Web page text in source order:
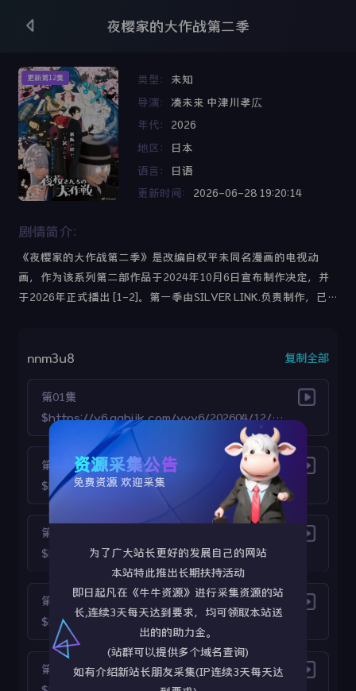
夜樱家的大作战第二季
更新第12集 类型： 未知
导演：凑未来 中津川孝広
年代： 2026
地区： 日本
语言： 日语
更新时间： 2026-06-28 19:20:14
剧情简介：
《夜樱家的大作战第二季》是改编自权平未同名漫画的电视动
画，作为该系列第二部作品于2024年10月6日宣布制作决定，并
于2026年正式播出 [1-2]。第一季由SILVER LINK.负责制作，已
传的间谍家族当家，其兄长凶一郎因过度保护欲将太阳列为清除
女婿，由此展开充满喜剧色彩的家族大作战
nnm3u8 复制全部
第01集
$https://v6.gghijk.com/yyv6/202604/12/V7UtUK2t3W19/video/index.m3u8
第02集
$https://v1.gghijk.com/yyv1/202604/19/ztEV9pSyDu24/video/index.m3u8
第03集
第04集
第05集
资源采集公告
免费资源 欢迎采集
为了广大站长更好的发展自己的网站
本站特此推出长期扶持活动
即日起凡在《牛牛资源》进行采集资源的站
长,连续3天每天达到要求，均可领取本站送
出的的助力金。
(站群可以提供多个域名查询)
如有介绍新站长朋友采集(IP连续3天每天达